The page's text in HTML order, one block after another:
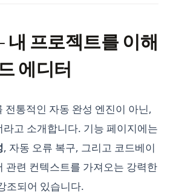
쉽게 제어하기
Source Reproduction of LLaMA
Source Rival for GPT-4 from
트의 GPT-4 새로운 오픈소스 라이벌
Columns: Comprehensive Guide
: Pandas Resample 사용 방법
데이터프레임으로 변환하는 방법 | 판다
함수를 사용하여 데이터 처리하기
선택, 샘플 생성하기
Guide to Regular Expressions
Complete Guide to HTTP Requests
러리: Python에서 HTTP 요청을 위한
사용 방법: 쉬운 가이드
내 프로젝트를 이해
에디터
전통적인 자동 완성 엔진이 아닌,
고 소개합니다. 기능 페이지에는
, 자동 오류 복구, 그리고 코드베이
관련 컨텍스트를 가져오는 강력한
조되어 있습니다.